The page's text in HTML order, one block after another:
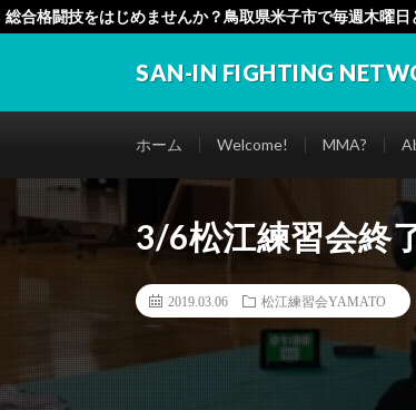
総合格闘技をはじめませんか？鳥取県米子市で毎週木曜
SAN-IN FIGHTING
ホーム Welcome! MMA?
3/6松江練習会終
2019.03.06 松江練習会YAMATO